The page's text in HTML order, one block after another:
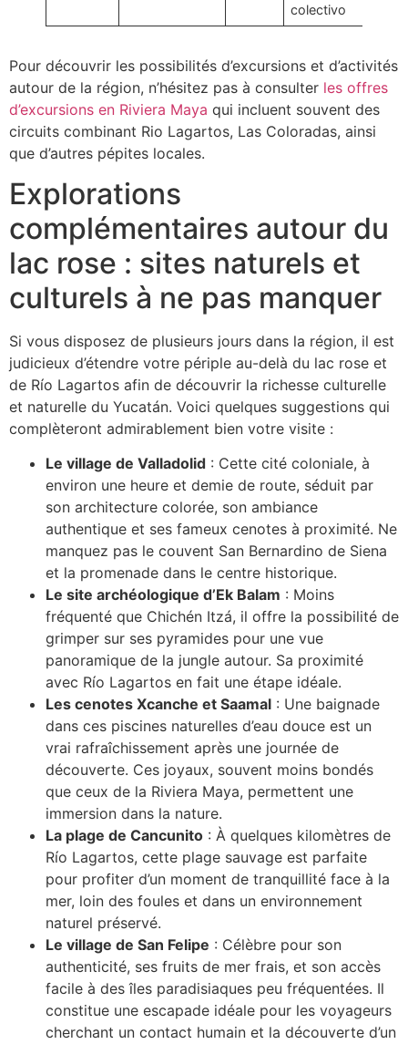
colectivo
Pour découvrir les possibilités d’excursions et d’activités
autour de la région, n’hésitez pas à consulter les offres
d’excursions en Riviera Maya qui incluent souvent des
circuits combinant Rio Lagartos, Las Coloradas, ainsi
que d’autres pépites locales.
Explorations
complémentaires autour du
lac rose : sites naturels et
culturels à ne pas manquer
Si vous disposez de plusieurs jours dans la région, il est
judicieux d’étendre votre périple au-delà du lac rose et
de Río Lagartos afin de découvrir la richesse culturelle
et naturelle du Yucatán. Voici quelques suggestions qui
complèteront admirablement bien votre visite :
Le village de Valladolid : Cette cité coloniale, à
environ une heure et demie de route, séduit par
son architecture colorée, son ambiance
authentique et ses fameux cenotes à proximité. Ne
manquez pas le couvent San Bernardino de Siena
et la promenade dans le centre historique.
Le site archéologique d’Ek Balam : Moins
fréquenté que Chichén Itzá, il offre la possibilité de
grimper sur ses pyramides pour une vue
panoramique de la jungle autour. Sa proximité
avec Río Lagartos en fait une étape idéale.
Les cenotes Xcanche et Saamal : Une baignade
dans ces piscines naturelles d’eau douce est un
vrai rafraîchissement après une journée de
découverte. Ces joyaux, souvent moins bondés
que ceux de la Riviera Maya, permettent une
immersion dans la nature.
La plage de Cancunito : À quelques kilomètres de
Río Lagartos, cette plage sauvage est parfaite
pour profiter d’un moment de tranquillité face à la
mer, loin des foules et dans un environnement
naturel préservé.
Le village de San Felipe : Célèbre pour son
authenticité, ses fruits de mer frais, et son accès
facile à des îles paradisiaques peu fréquentées. Il
constitue une escapade idéale pour les voyageurs
cherchant un contact humain et la découverte d’un